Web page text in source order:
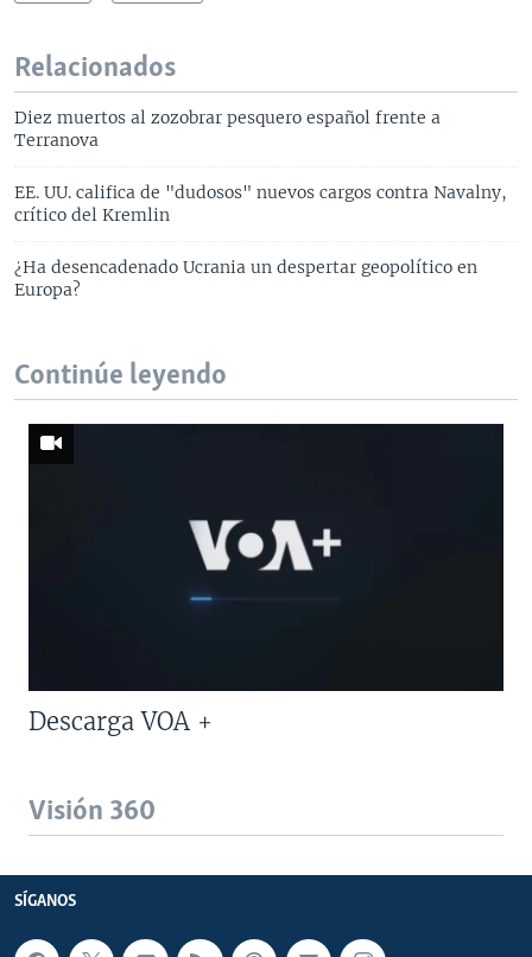
Relacionados
Diez muertos al zozobrar pesquero español frente a
Terranova
EE. UU. califica de "dudosos" nuevos cargos contra Navalny,
crítico del Kremlin
¿Ha desencadenado Ucrania un despertar geopolítico en
Europa?
Continúe leyendo
Descarga VOA +
Visión 360
SÍGANOS